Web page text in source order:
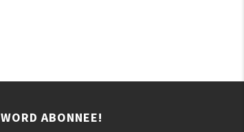
WORD ABONNEE!